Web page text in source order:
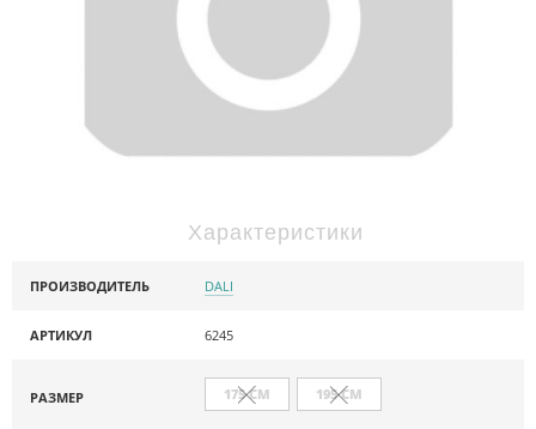
Характеристики
ПРОИЗВОДИТЕЛЬ DALI
АРТИКУЛ 6245
РАЗМЕР 175 СМ 195 СМ